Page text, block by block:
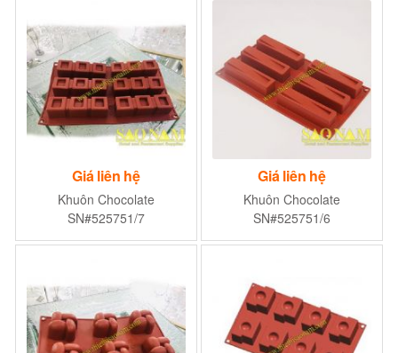
Giá liên hệ
Khuôn Chocolate
SN#525751/7
Giá liên hệ
Khuôn Chocolate
SN#525751/6